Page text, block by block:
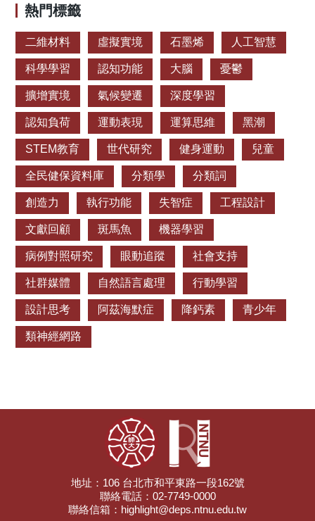
熱門標籤
二維材料 虛擬實境 石墨烯 人工智慧
科學學習 認知功能 大腦 憂鬱
擴增實境 氣候變遷 深度學習
認知負荷 運動表現 運算思維 黑潮
STEM教育 世代研究 健身運動 兒童
全民健保資料庫 分類學 分類詞
創造力 執行功能 失智症 工程設計
文獻回顧 斑馬魚 機器學習
病例對照研究 眼動追蹤 社會支持
社群媒體 自然語言處理 行動學習
設計思考 阿茲海默症 降鈣素 青少年
類神經網路
地址：106 台北市和平東路一段162號
聯絡電話：02-7749-0000
聯絡信箱：highlight@deps.ntnu.edu.tw